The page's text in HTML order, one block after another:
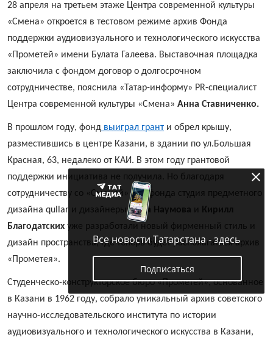
28 апреля на третьем этаже Центра современной культуры
«Смена» откроется в тестовом режиме архив Фонда
поддержки аудиовизуального и технологического искусства
«Прометей» имени Булата Галеева. Выставочная площадка
заключила с фондом договор о долгосрочном
сотрудничестве, пояснила «Татар-информу» PR-специалист
Центра современной культуры «Смена» Анна Ставниченко.
В прошлом году, фонд выиграл грант и обрел крышу,
разместившись в центре Казани, в здании по ул.Большая
Красная, 63, недалеко от КАИ. В этом году грантовой
поддержки инициатива не получила. Но благодаря
сотрудничеству со «Сменой» для фонда студия предметного
дизайна qullar и дизайнерыАнна Наумова и Кирилл
Благодатских уже разработали новый фирменный стиль и
дизайн пространства, где теперь будет располагаться архив
«Прометея».
Студенческо-конструкторское бюро «Прометей», основанное
в Казани в 1962 году, собрало уникальный архив советского
научно-исследовательского института по истории
аудиовизуального и технологического искусства в Казани,
Все новости Татарстана - здесь
Подписаться